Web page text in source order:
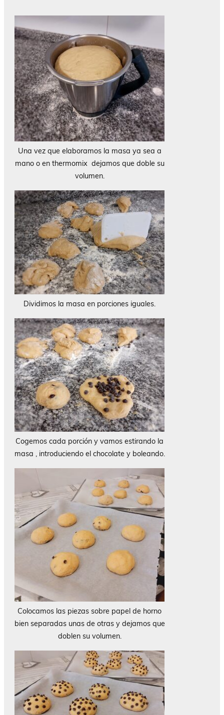
Una vez que elaboramos la masa ya sea a
mano o en thermomix dejamos que doble su
volumen.
Dividimos la masa en porciones iguales.
Cogemos cada porción y vamos estirando la
masa , introduciendo el chocolate y boleando.
Colocamos las piezas sobre papel de horno
bien separadas unas de otras y dejamos que
doblen su volumen.